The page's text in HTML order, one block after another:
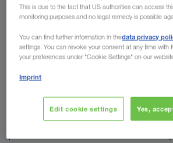
Pentru configurație, control și
This is due to the fact that US authorities can access
monitoring purposes and no legal remedy is possible
You can find further information in thedata privacy
settings. You can revoke your consent at any time with
your preferences under "Cookie Settings" on our
Imprint
Edit cookie settings Yes,